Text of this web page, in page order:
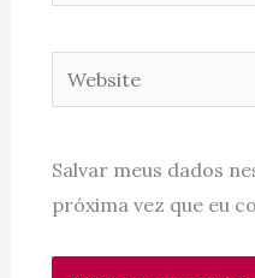
Website
Salvar meus dados
próxima vez que eu